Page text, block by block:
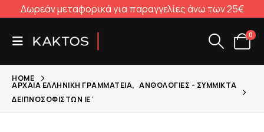
Δωρεάν μεταφορικά για παραγγελίες άνω των 25€
0
HOME
ΑΡΧΑΊΑ ΕΛΛΗΝΙΚΉ ΓΡΑΜΜΑΤΕΊΑ, ΑΝΘΟΛΟΓΊΕΣ - ΣΎΜΜΙΚΤΑ
ΔΕΙΠΝΟΣΟΦΙΣΤΏΝ ΙΕ΄